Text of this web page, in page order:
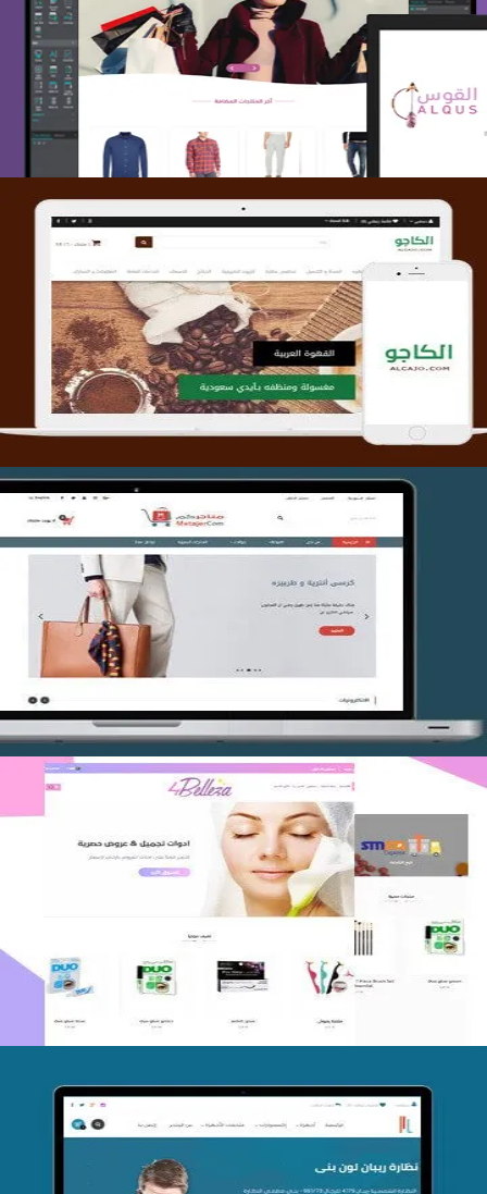
تصميم متجر القوس
التفاصيل
تصميم متجر الكاجو
التفاصيل
تصميم متجر متاجركم
اعادة تصميم متجر فوربليزا
التفاصيل
تصميم متجر اي كير